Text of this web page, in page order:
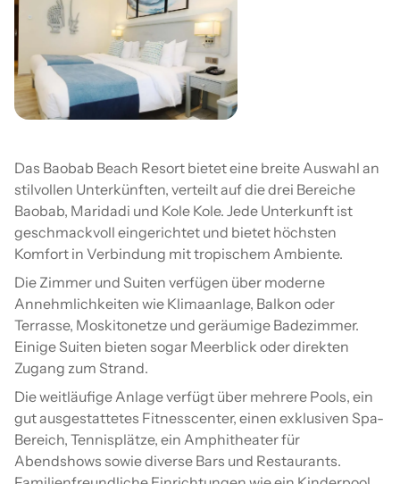
Das Baobab Beach Resort bietet eine breite Auswahl an
stilvollen Unterkünften, verteilt auf die drei Bereiche
Baobab, Maridadi und Kole Kole. Jede Unterkunft ist
geschmackvoll eingerichtet und bietet höchsten
Komfort in Verbindung mit tropischem Ambiente.
Die Zimmer und Suiten verfügen über moderne
Annehmlichkeiten wie Klimaanlage, Balkon oder
Terrasse, Moskitonetze und geräumige Badezimmer.
Einige Suiten bieten sogar Meerblick oder direkten
Zugang zum Strand.
Die weitläufige Anlage verfügt über mehrere Pools, ein
gut ausgestattetes Fitnesscenter, einen exklusiven Spa-
Bereich, Tennisplätze, ein Amphitheater für
Abendshows sowie diverse Bars und Restaurants.